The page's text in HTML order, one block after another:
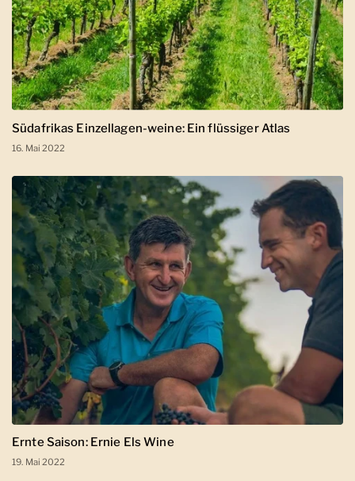
Südafrikas Einzellagen-weine: Ein flüssiger Atlas
16. Mai 2022
Ernte Saison: Ernie Els Wine
19. Mai 2022